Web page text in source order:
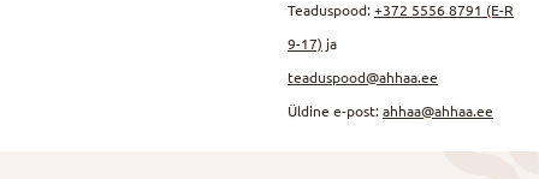
Teaduspood: +372 5556 8791 (E-R
9-17) ja
teaduspood@ahhaa.ee
Üldine e-post: ahhaa@ahhaa.ee